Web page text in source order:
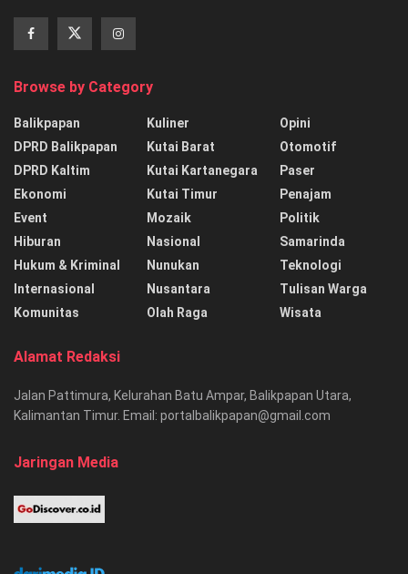
Browse by Category
Balikpapan
DPRD Balikpapan
DPRD Kaltim
Ekonomi
Event
Hiburan
Hukum & Kriminal
Internasional
Komunitas
Kuliner
Kutai Barat
Kutai Kartanegara
Kutai Timur
Mozaik
Nasional
Nunukan
Nusantara
Olah Raga
Opini
Otomotif
Paser
Penajam
Politik
Samarinda
Teknologi
Tulisan Warga
Wisata
Alamat Redaksi
Jalan Pattimura, Kelurahan Batu Ampar, Balikpapan Utara,
Kalimantan Timur. Email: portalbalikpapan@gmail.com
Jaringan Media